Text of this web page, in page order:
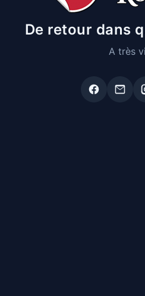
De retour dans
A très